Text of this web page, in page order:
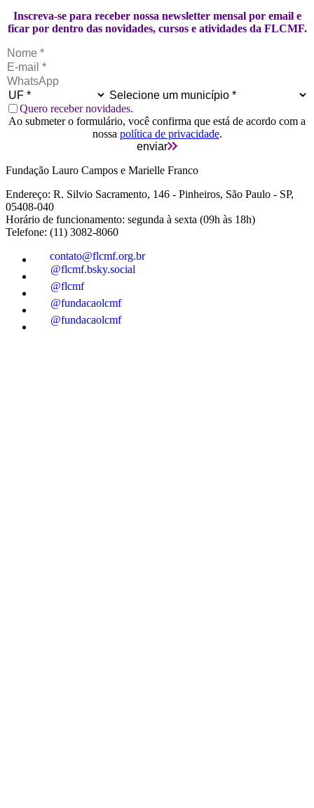
Inscreva-se para receber nossa newsletter mensal por email e
ficar por dentro das novidades, cursos e atividades da FLCMF.
Quero receber novidades.
Ao submeter o formulário, você confirma que está de acordo com a
nossa política de privacidade.
enviar
Fundação Lauro Campos e Marielle Franco
Endereço: R. Silvio Sacramento, 146 - Pinheiros, São Paulo - SP,
05408-040
Horário de funcionamento: segunda à sexta (09h às 18h)
Telefone: (11) 3082-8060
contato@flcmf.org.br
@flcmf.bsky.social
@flcmf
@fundacaolcmf
@fundacaolcmf